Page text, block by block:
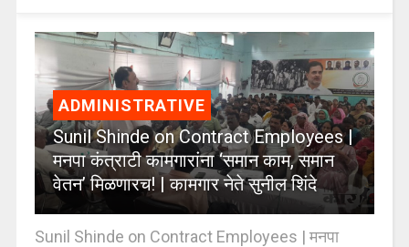
ADMINISTRATIVE
Sunil Shinde on Contract Employees |
मनपा कंत्राटी कामगारांना ‘समान काम, समान
वेतन’ मिळणारच! | कामगार नेते सुनील शिंदे
Sunil Shinde on Contract Employees | मनपा